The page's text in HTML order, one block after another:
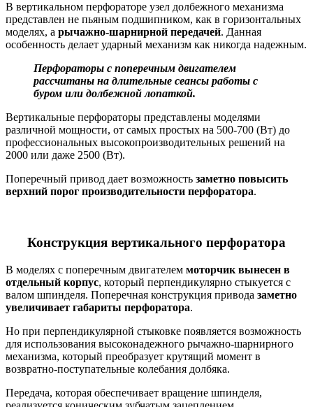
В вертикальном перфораторе узел долбежного механизма
представлен не пьяным подшипником, как в горизонтальных
моделях, а рычажно-шарнирной передачей. Данная
особенность делает ударный механизм как никогда надежным.
Перфораторы с поперечным двигателем
рассчитаны на длительные сеансы работы с
буром или долбежной лопаткой.
Вертикальные перфораторы представлены моделями
различной мощности, от самых простых на 500-700 (Вт) до
профессиональных высокопроизводительных решений на
2000 или даже 2500 (Вт).
Поперечный привод дает возможность заметно повысить
верхний порог производительности перфоратора.
Конструкция вертикального перфоратора
В моделях с поперечным двигателем моторчик вынесен в
отдельный корпус, который перпендикулярно стыкуется с
валом шпинделя. Поперечная конструкция привода заметно
увеличивает габариты перфоратора.
Но при перпендикулярной стыковке появляется возможность
для использования высоконадежного рычажно-шарнирного
механизма, который преобразует крутящий момент в
возвратно-поступательные колебания долбяка.
Передача, которая обеспечивает вращение шпинделя,